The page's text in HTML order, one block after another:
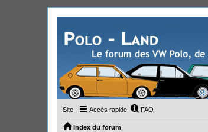
Site Accès rapide FAQ
Index du forum